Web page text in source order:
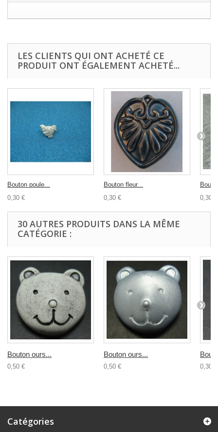
LES CLIENTS QUI ONT ACHETÉ CE
PRODUIT ONT ÉGALEMENT ACHETÉ...
Bouton poule...
0,30 €
Bouton fleur...
0,30 €
0,30 €
30 AUTRES PRODUITS DANS LA MÊME
CATÉGORIE :
Bouton ours...
0,50 €
Bouton ours...
0,50 € 0,30 €
Catégories